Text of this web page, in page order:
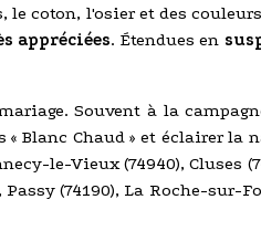
coton, l'osier et des
appréciées. Étendues en
Souvent à la
Blanc Chaud » et éclairer la
le-Vieux (74940), Cluses
(74190), La Roche-